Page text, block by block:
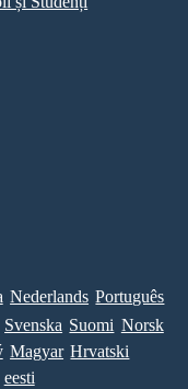
Nederlands Português
Svenska Suomi Norsk
Magyar Hrvatski
eesti